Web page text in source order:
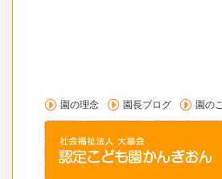
園の理念 園長ブログ 園の